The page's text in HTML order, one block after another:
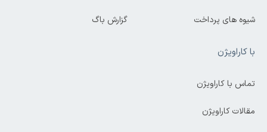
شیوه های پرداخت گزارش باگ
با کاراویژن
تماس با کاراویژن
مقالات کاراویژن